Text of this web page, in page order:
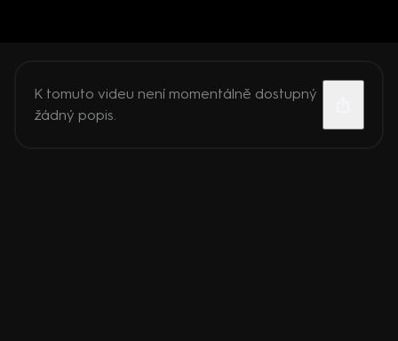
K tomuto videu není momentálně dostupný
žádný popis.